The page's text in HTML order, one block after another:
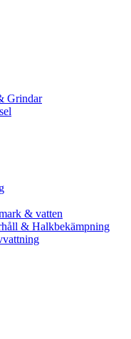
Grindar
& vatten
& Halkbekämpning